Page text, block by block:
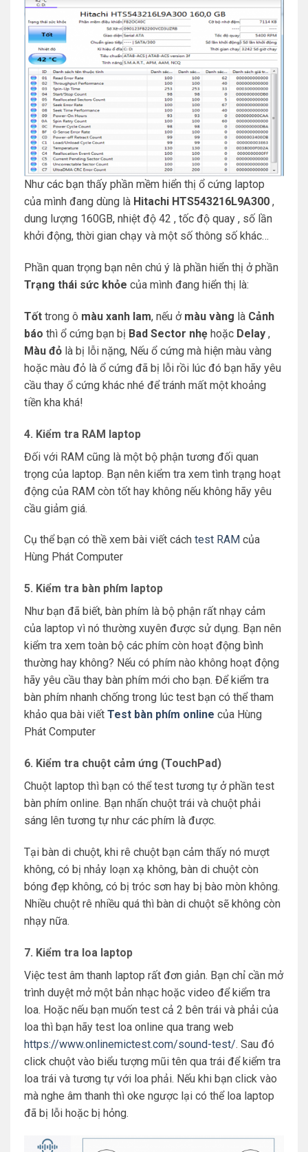
Như các bạn thấy phần mềm hiển thị ổ cứng laptop
của mình đang dùng là Hitachi HTS543216L9A300 ,
dung lượng 160GB, nhiệt độ 42 , tốc độ quay , số lần
khởi động, thời gian chạy và một số thông số khác…
Phần quan trọng bạn nên chú ý là phần hiển thị ở phần
Trạng thái sức khỏe của mình đang hiển thị là:
Tốt trong ô màu xanh lam, nếu ở màu vàng là Cảnh
báo thì ổ cứng bạn bị Bad Sector nhẹ hoặc Delay ,
Màu đỏ là bị lỗi nặng, Nếu ổ cứng mà hiện màu vàng
hoặc màu đỏ là ổ cứng đã bị lỗi rồi lúc đó bạn hãy yêu
cầu thay ổ cứng khác nhé để tránh mất một khoảng
tiền kha khá!
4. Kiểm tra RAM laptop
Đối với RAM cũng là một bộ phận tương đối quan
trọng của laptop. Bạn nên kiểm tra xem tình trạng hoạt
động của RAM còn tốt hay không nếu không hãy yêu
cầu giảm giá.
Cụ thể bạn có thề xem bài viết cách test RAM của
Hùng Phát Computer
5. Kiểm tra bàn phím laptop
Như bạn đã biết, bàn phím là bộ phận rất nhạy cảm
của laptop vì nó thường xuyên được sử dụng. Bạn nên
kiểm tra xem toàn bộ các phím còn hoạt động bình
thường hay không? Nếu có phím nào không hoạt động
hãy yêu cầu thay bàn phím mới cho bạn. Để kiểm tra
bàn phím nhanh chống trong lúc test bạn có thể tham
khảo qua bài viết Test bàn phím online của Hùng
Phát Computer
6. Kiểm tra chuột cảm ứng (TouchPad)
Chuột laptop thì bạn có thể test tương tự ở phần test
bàn phím online. Bạn nhấn chuột trái và chuột phải
sáng lên tương tự như các phím là được.
Tại bàn di chuột, khi rê chuột bạn cảm thấy nó mượt
không, có bị nhảy loạn xạ không, bàn di chuột còn
bóng đẹp không, có bị tróc sơn hay bị bào mòn không.
Nhiều chuột rê nhiều quá thì bàn di chuột sẽ không còn
nhạy nữa.
7. Kiểm tra loa laptop
Việc test âm thanh laptop rất đơn giản. Bạn chỉ cần mở
trình duyệt mở một bản nhạc hoặc video để kiểm tra
loa. Hoặc nếu bạn muốn test cả 2 bên trái và phải của
loa thì bạn hãy test loa online qua trang web
https://www.onlinemictest.com/sound-test/. Sau đó
click chuột vào biểu tượng mũi tên qua trái để kiểm tra
loa trái và tương tự với loa phải. Nếu khi bạn click vào
mà nghe âm thanh thì oke ngược lại có thể loa laptop
đã bị lỗi hoặc bị hỏng.